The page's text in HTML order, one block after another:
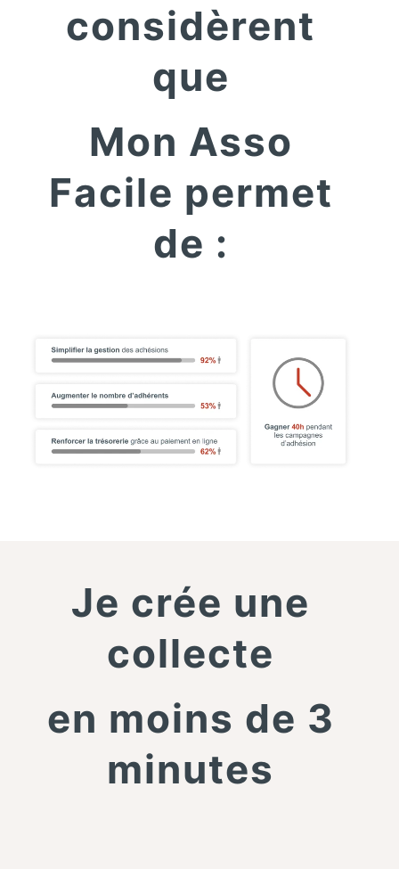
considèrent
que
Mon Asso
Facile permet
de :
Je crée une
collecte
en moins de 3
minutes